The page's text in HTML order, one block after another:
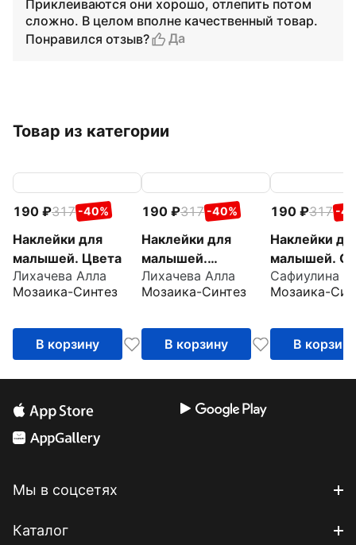
Приклеиваются они хорошо, отлепить потом
сложно. В целом вполне качественный товар.
Понравился отзыв?
Да
Товар из категории
190 317 -40%
Наклейки для
малышей. Цвета
Лихачева Алла
Мозаика-Синтез
В корзину
190 317 -40%
Наклейки для
малышей.
Противоположност
и
Лихачева Алла
Мозаика-Синтез
В корзину
190 317 -
Наклейки
малышей.
много
Сафиулина
Мозаика-
В корзину
Мы в соцсетях
Каталог